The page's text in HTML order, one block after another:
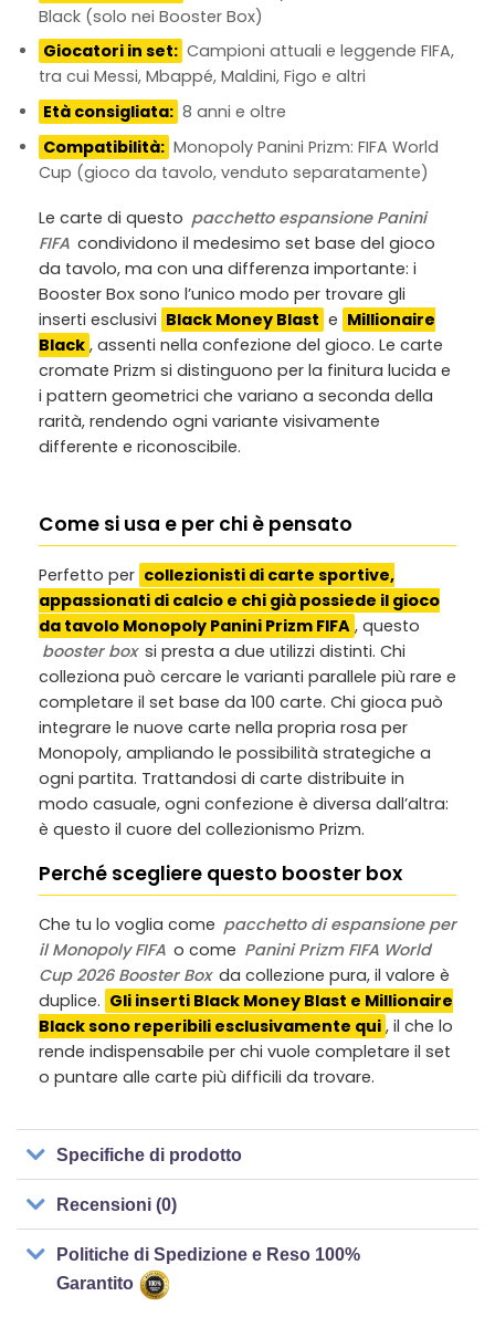
Black (solo nei Booster Box)
Giocatori in set: Campioni attuali e leggende FIFA,
tra cui Messi, Mbappé, Maldini, Figo e altri
Età consigliata: 8 anni e oltre
Compatibilità: Monopoly Panini Prizm: FIFA World
Cup (gioco da tavolo, venduto separatamente)
Le carte di questo pacchetto espansione Panini
FIFA condividono il medesimo set base del gioco
da tavolo, ma con una differenza importante: i
Booster Box sono l’unico modo per trovare gli
inserti esclusivi Black Money Blast e Millionaire
Black , assenti nella confezione del gioco. Le carte
cromate Prizm si distinguono per la finitura lucida e
i pattern geometrici che variano a seconda della
rarità, rendendo ogni variante visivamente
differente e riconoscibile.
Come si usa e per chi è pensato
Perfetto per collezionisti di carte sportive,
appassionati di calcio e chi già possiede il gioco
da tavolo Monopoly Panini Prizm FIFA , questo
booster box si presta a due utilizzi distinti. Chi
colleziona può cercare le varianti parallele più rare e
completare il set base da 100 carte. Chi gioca può
integrare le nuove carte nella propria rosa per
Monopoly, ampliando le possibilità strategiche a
ogni partita. Trattandosi di carte distribuite in
modo casuale, ogni confezione è diversa dall’altra:
è questo il cuore del collezionismo Prizm.
Perché scegliere questo booster box
Che tu lo voglia come pacchetto di espansione per
il Monopoly FIFA o come Panini Prizm FIFA World
Cup 2026 Booster Box da collezione pura, il valore è
duplice. Gli inserti Black Money Blast e Millionaire
Black sono reperibili esclusivamente qui , il che lo
rende indispensabile per chi vuole completare il set
o puntare alle carte più difficili da trovare.
Specifiche di prodotto
Recensioni (0)
Politiche di Spedizione e Reso 100%
Garantito